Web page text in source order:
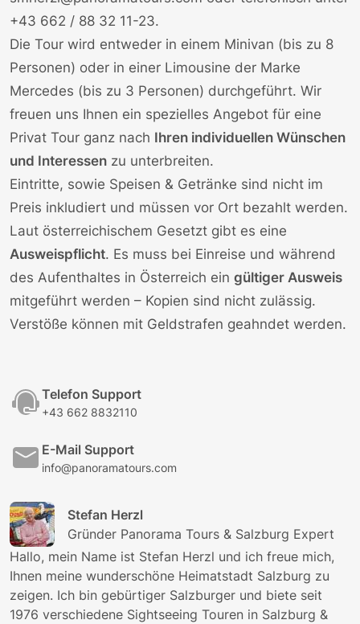
+43 662 / 88 32 11-23.
Die Tour wird entweder in einem Minivan (bis zu 8
Personen) oder in einer Limousine der Marke
Mercedes (bis zu 3 Personen) durchgeführt. Wir
freuen uns Ihnen ein spezielles Angebot für eine
Privat Tour ganz nach Ihren individuellen Wünschen
und Interessen zu unterbreiten.
Eintritte, sowie Speisen & Getränke sind nicht im
Preis inkludiert und müssen vor Ort bezahlt werden.
Laut österreichischem Gesetzt gibt es eine
Ausweispflicht. Es muss bei Einreise und während
des Aufenthaltes in Österreich ein gültiger Ausweis
mitgeführt werden – Kopien sind nicht zulässig.
Verstöße können mit Geldstrafen geahndet werden.
Telefon Support
+43 662 8832110
E-Mail Support
info@panoramatours.com
Stefan Herzl
Gründer Panorama Tours & Salzburg Expert
Hallo, mein Name ist Stefan Herzl und ich freue mich,
Ihnen meine wunderschöne Heimatstadt Salzburg zu
zeigen. Ich bin gebürtiger Salzburger und biete seit
1976 verschiedene Sightseeing Touren in Salzburg &